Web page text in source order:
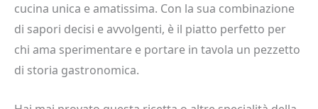
cucina unica e amatissima. Con la sua combinazione
di sapori decisi e avvolgenti, è il piatto perfetto per
chi ama sperimentare e portare in tavola un pezzetto
di storia gastronomica.